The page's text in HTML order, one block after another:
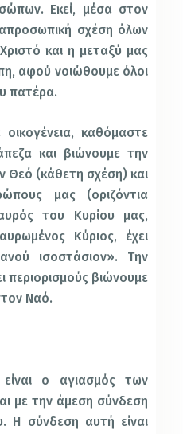
Εκεί, μέσα στον
σχέση όλων
και η μεταξύ μας
αφού νοιώθουμε όλοι
πατέρα.
καθόμαστε
και βιώνουμε την
Θεό (κάθετη σχέση) και
μας (οριζόντια
του Κυρίου μας,
Κύριος, έχει
ισοστάσιον». Την
περιορισμούς βιώνουμε
Ναό.
ο αγιασμός των
με την άμεση σύνδεση
Η σύνδεση αυτή είναι